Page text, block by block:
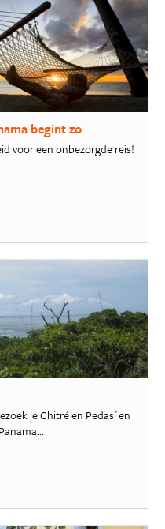
begint zo
voor een onbezorgde reis!
je Chitré en Pedasí en